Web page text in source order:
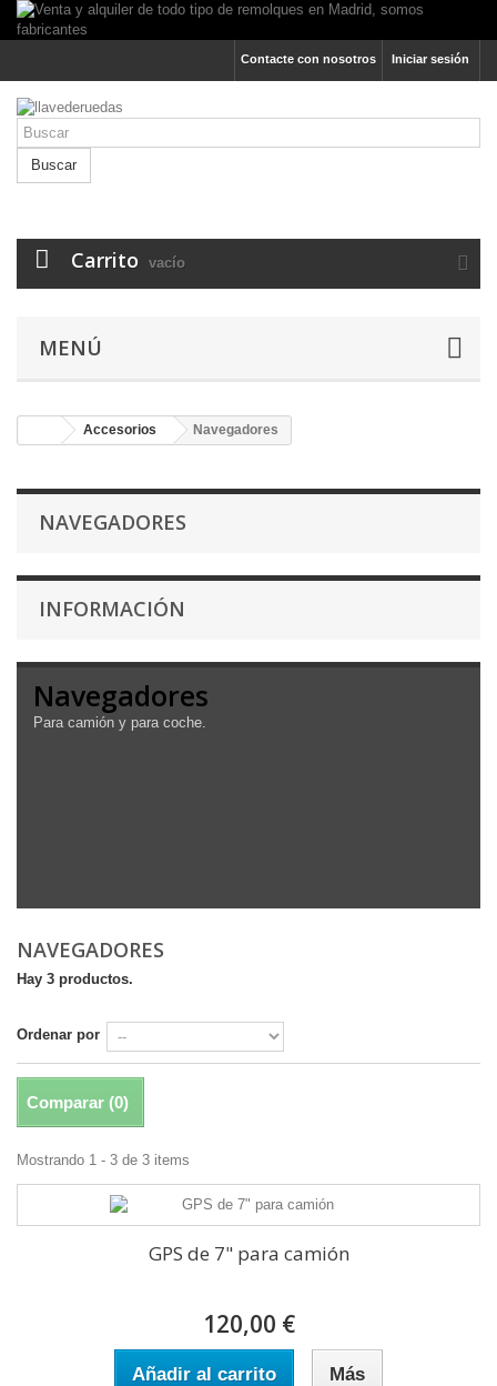
Iniciar sesión
Contacte con nosotros
Buscar
Carrito vacío
MENÚ
Accesorios Navegadores
NAVEGADORES
INFORMACIÓN
Navegadores
Para camión y para coche.
NAVEGADORES
Hay 3 productos.
Ordenar por
Comparar (0)
Mostrando 1 - 3 de 3 items
GPS de 7" para camión
120,00 €
Añadir al carrito Más